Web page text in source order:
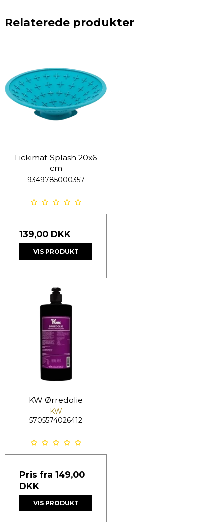
Relaterede produkter
Lickimat Splash 20x6
cm
9349785000357
139,00 DKK
VIS PRODUKT
KW Ørredolie
KW
5705574026412
Pris fra 149,00
DKK
VIS PRODUKT